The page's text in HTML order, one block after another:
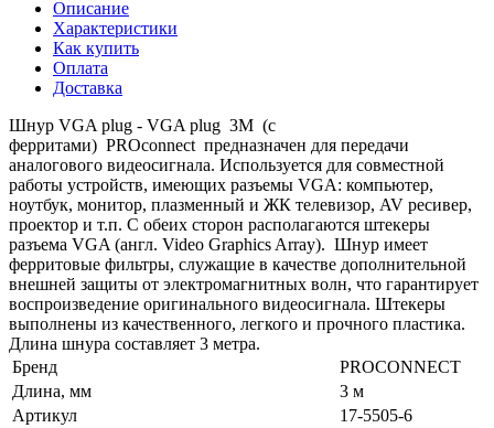
Описание
Характеристики
Как купить
Оплата
Доставка
Шнур VGA plug - VGA plug 3М (с
ферритами) PROconnect предназначен для передачи
аналогового видеосигнала. Используется для совместной
работы устройств, имеющих разъемы VGA: компьютер,
ноутбук, монитор, плазменный и ЖК телевизор, AV ресивер,
проектор и т.п. С обеих сторон располагаются штекеры
разъема VGA (англ. Video Graphics Array). Шнур имеет
ферритовые фильтры, служащие в качестве дополнительной
внешней защиты от электромагнитных волн, что гарантирует
воспроизведение оригинального видеосигнала. Штекеры
выполнены из качественного, легкого и прочного пластика.
Длина шнура составляет 3 метра.
Бренд
PROCONNECT
Длина, мм
3 м
Артикул
17-5505-6